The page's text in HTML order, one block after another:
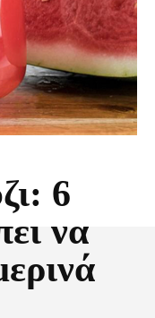
6
να